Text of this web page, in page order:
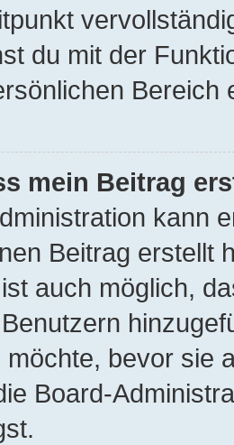
du mit der
Bereich
mein Beitrag
kann
Beitrag erstellt
auch möglich,
möchte, bevor sie
Board-